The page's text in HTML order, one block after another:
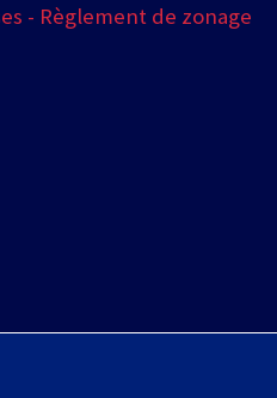
- Règlement de zonage